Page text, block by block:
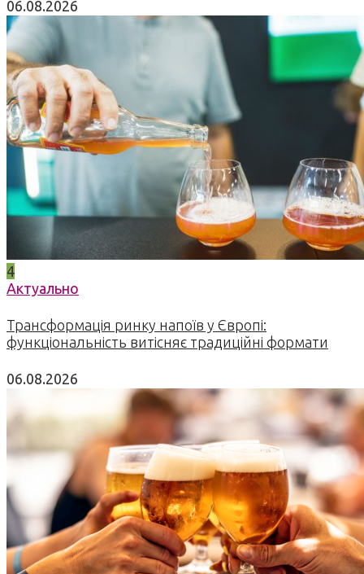
06.08.2026
4
Актуально
Трансформація ринку напоїв у Європі:
функціональність витісняє традиційні формати
06.08.2026